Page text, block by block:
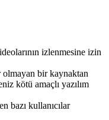
izlenmesine izin
bir kaynaktan
kötü amaçlı yazılım
bazı kullanıcılar